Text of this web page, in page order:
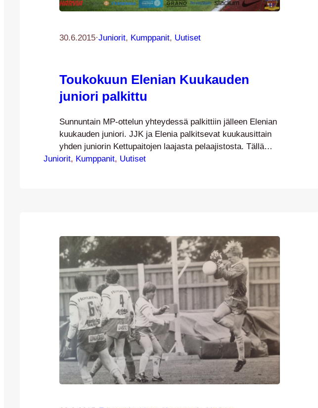
30.6.2015·Juniorit, Kumppanit, Uutiset
Toukokuun Elenian Kuukauden
juniori palkittu
Sunnuntain MP-ottelun yhteydessä palkittiin jälleen Elenian
kuukauden juniori. JJK ja Elenia palkitsevat kuukausittain
yhden juniorin Kettupaitojen laajasta pelaajistosta. Tällä
kertaa palkittiin Kuukauden juniori toukokuun osalta –
Juniorit, Kumppanit, Uutiset